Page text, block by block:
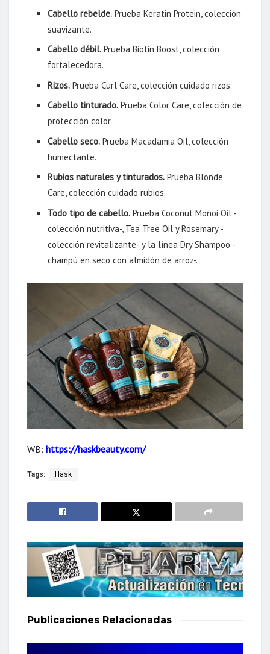
Cabello rebelde. Prueba Keratin Protein, colección
suavizante.
Cabello débil. Prueba Biotin Boost, colección
fortalecedora.
Rizos. Prueba Curl Care, colección cuidado rizos.
Cabello tinturado. Prueba Color Care, colección de
protección color.
Cabello seco. Prueba Macadamia Oil, colección
humectante.
Rubios naturales y tinturados. Prueba Blonde
Care, colección cuidado rubios.
Todo tipo de cabello. Prueba Coconut Monoi Oil -
colección nutritiva-, Tea Tree Oil y Rosemary -
colección revitalizante- y la línea Dry Shampoo -
champú en seco con almidón de arroz-.
WB: https://haskbeauty.com/
Tags: Hask
Publicaciones Relacionadas